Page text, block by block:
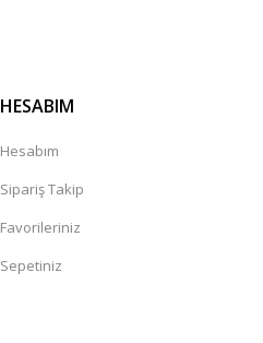
HESABIM
Hesabım
Sipariş Takip
Favorileriniz
Sepetiniz